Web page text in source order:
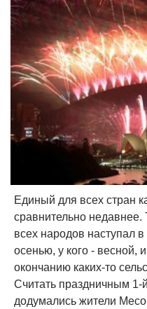
Единый для всех стран
сравнительно
всех народов наступал
осенью, у кого - весной,
окончанию каких-то
Считать праздничным
додумались жители